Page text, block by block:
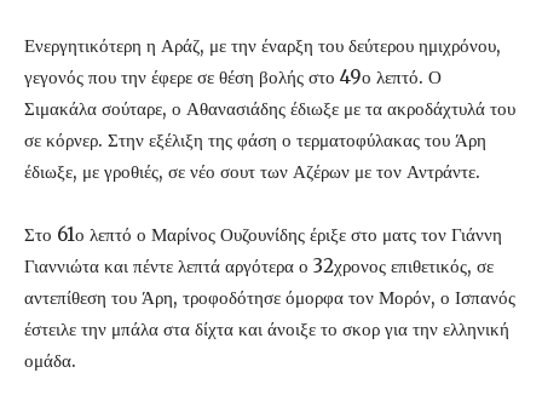
Ενεργητικότερη η Αράζ, με την έναρξη του δεύτερου ημιχρόνου,
γεγονός που την έφερε σε θέση βολής στο 49ο λεπτό. Ο
Σιμακάλα σούταρε, ο Αθανασιάδης έδιωξε με τα ακροδάχτυλά του
σε κόρνερ. Στην εξέλιξη της φάση ο τερματοφύλακας του Άρη
έδιωξε, με γροθιές, σε νέο σουτ των Αζέρων με τον Αντράντε.
Στο 61ο λεπτό ο Μαρίνος Ουζουνίδης έριξε στο ματς τον Γιάννη
Γιαννιώτα και πέντε λεπτά αργότερα ο 32χρονος επιθετικός, σε
αντεπίθεση του Άρη, τροφοδότησε όμορφα τον Μορόν, ο Ισπανός
έστειλε την μπάλα στα δίχτα και άνοιξε το σκορ για την ελληνική
ομάδα.